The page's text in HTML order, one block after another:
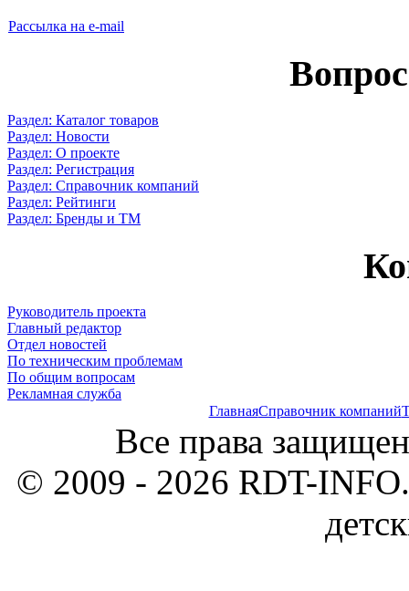
Рассылка на e-mail
Раздел: Каталог товаров
Раздел: Новости
Раздел: О проекте
Раздел: Регистрация
Раздел: Справочник компаний
Раздел: Рейтинги
Раздел: Бренды и ТМ
Руководитель проекта
Главный редактор
Отдел новостей
По техническим проблемам
По общим вопросам
Рекламная служба
ГлавнаяСправочник компаний
Все права
© 2009 - 2026 RDT-